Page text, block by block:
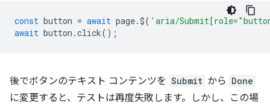
const button = await page.$( 'aria/
await button .click();
後でボタンのテキスト コンテンツを Submit から Done
に変更すると、テストは再度失敗します。しかし、この場